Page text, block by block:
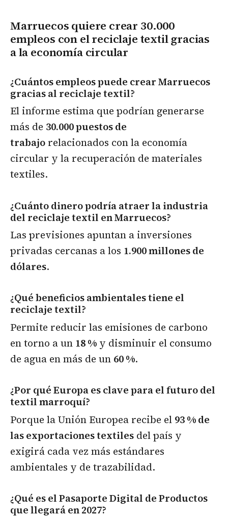
Marruecos quiere crear 30.000
empleos con el reciclaje textil gracias
a la economía circular
¿Cuántos empleos puede crear Marruecos
gracias al reciclaje textil?
El informe estima que podrían generarse
más de 30.000 puestos de
trabajo relacionados con la economía
circular y la recuperación de materiales
textiles.
¿Cuánto dinero podría atraer la industria
del reciclaje textil en Marruecos?
Las previsiones apuntan a inversiones
privadas cercanas a los 1.900 millones de
dólares.
¿Qué beneficios ambientales tiene el
reciclaje textil?
Permite reducir las emisiones de carbono
en torno a un 18 % y disminuir el consumo
de agua en más de un 60 %.
¿Por qué Europa es clave para el futuro del
textil marroquí?
Porque la Unión Europea recibe el 93 % de
las exportaciones textiles del país y
exigirá cada vez más estándares
ambientales y de trazabilidad.
¿Qué es el Pasaporte Digital de Productos
que llegará en 2027?